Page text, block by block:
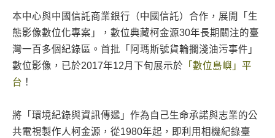
本中心與中國信託商業銀行（中國信託）合作，展開「生
態影像數位化專案」，數位典藏柯金源30年長期關注的臺
灣一百多個紀錄區。首批「阿瑪斯號貨輪擱淺油污事件」
數位影像，已於2017年12月下旬展示於 「數位島嶼」平
台 ！
將「環境紀錄與資訊傳遞」作為自己生命承諾與志業的公
共電視製作人柯金源，從1980年起，即利用相機紀錄臺